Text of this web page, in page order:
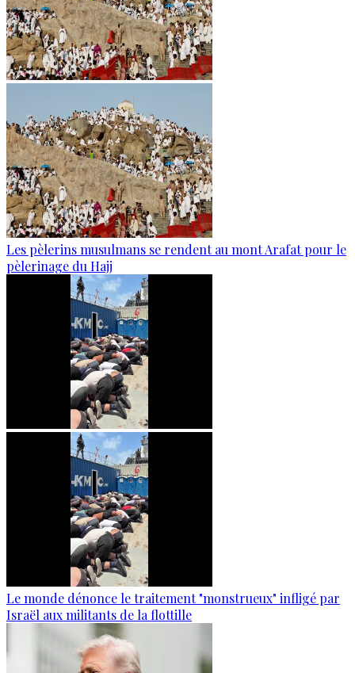
Les pèlerins musulmans se rendent au mont Arafat pour le
pèlerinage du Hajj
Le monde dénonce le traitement "monstrueux" infligé par
Israël aux militants de la flottille